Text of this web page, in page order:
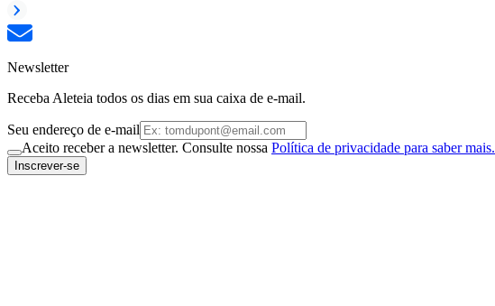
Newsletter
Receba Aleteia todos os dias em sua caixa de e-mail.
Seu endereço de e-mail
Aceito receber a newsletter. Consulte nossa Política de privacidade para saber mais.
Inscrever-se